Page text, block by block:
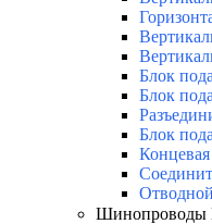
Блок
Блок
Блок
Шинопроводы